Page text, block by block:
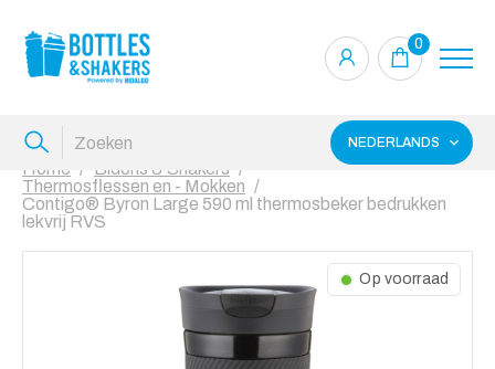
0
NEDERLANDS
Home
Bidons & Shakers
Thermosflessen en - Mokken
Contigo® Byron Large 590 ml thermosbeker bedrukken
lekvrij RVS
Op voorraad